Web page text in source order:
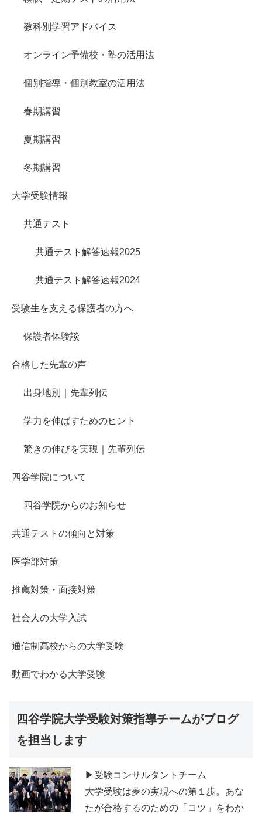
教科別学習アドバイス
オンライン予備校・塾の活用法
個別指導・個別教室の活用法
春期講習
夏期講習
冬期講習
大学受験情報
共通テスト
共通テスト解答速報2025
共通テスト解答速報2024
受験生を支える保護者の方へ
保護者体験談
合格した先輩の声
出身地別｜先輩列伝
学力を伸ばすためのヒント
驚きの伸びを実現｜先輩列伝
四谷学院について
四谷学院からのお知らせ
共通テストの傾向と対策
医学部対策
推薦対策・面接対策
社会人の大学入試
通信制高校からの大学受験
動画でわかる大学受験
四谷学院大学受験対策指導チームがブログ
を担当します
▶受験コンサルタントチーム
大学受験は夢の実現への第１歩。あな
たが合格するのための「コツ」をわか